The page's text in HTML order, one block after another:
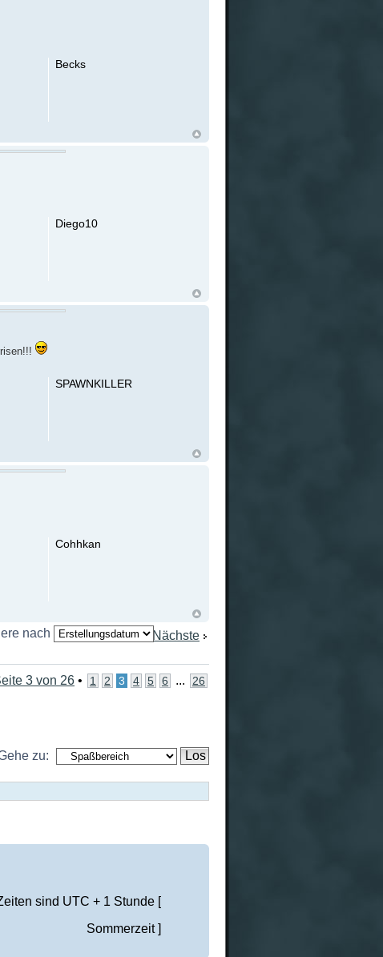
Becks
Diego10
SPAWNKILLER
Cohhkan
Nächste
nach
3 von 26 • 1 2 3 4 5 6 ... 26
zu:
sind UTC + 1 Stunde [
Sommerzeit ]